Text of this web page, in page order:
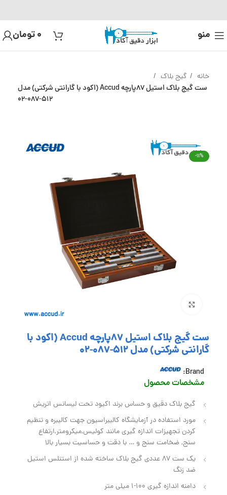
منو 0تومان
خانه گیج بلاک
ست گیج بلاک استیل 87پارچه Accud (اکود با گارانتی شرکتی) مدل
512-087-02
-11%
ست گیج بلاک استیل 87پارچه Accud (اکود با
گارانتی شرکتی) مدل 512-087-02
Brand:
مشخصات محصول
گیج بلاک دقیق و حساس برند اکیود تحت لیسانس اتریش
مورد استفاده در آزمایشگاه کالیبراسیون جهت کالیبره و تنظیم
کردن تجهیزات اندازه گیری مانند کولیس,میکرومتر,ارتفاع
سنج, ضخامت سنج و … با دقت و حساسیت بسیار بالا
یک ست 87 عددی گیج بلاک ساخته شده از استنلس استیل
ضد زنگ
دامنه اندازه گیری 100-1 میلی متر